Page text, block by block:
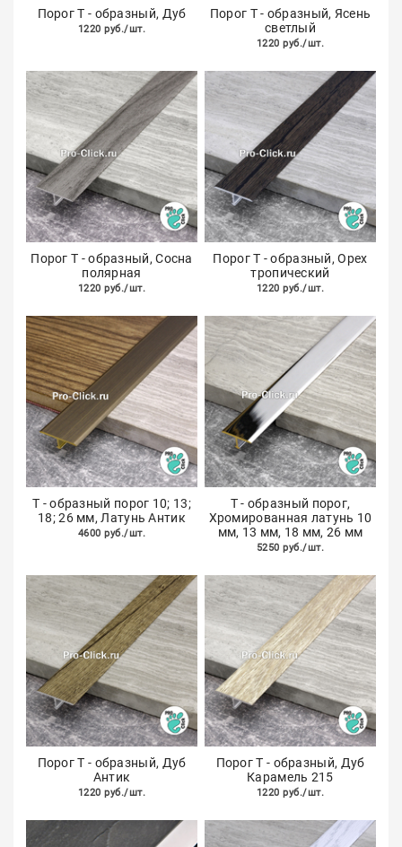
Порог Т - образный, Дуб
1220 руб./шт.
Порог Т - образный, Ясень
светлый
1220 руб./шт.
Порог Т - образный, Сосна
полярная
1220 руб./шт.
Порог Т - образный, Орех
тропический
1220 руб./шт.
Т - образный порог 10; 13;
18; 26 мм, Латунь Антик
4600 руб./шт.
Т - образный порог,
Хромированная латунь 10
мм, 13 мм, 18 мм, 26 мм
5250 руб./шт.
Порог Т - образный, Дуб
Антик
1220 руб./шт.
Порог Т - образный, Дуб
Карамель 215
1220 руб./шт.